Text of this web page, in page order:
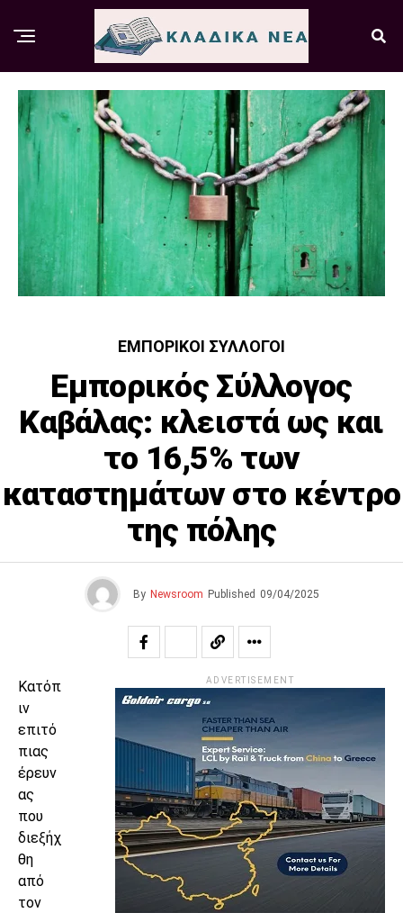
ΕΜΠΟΡΙΚΟΊ ΣΎΛΛΟΓΟΙ
Εμπορικός Σύλλογος
Καβάλας: κλειστά ως και
το 16,5% των
καταστημάτων στο κέντρο
της πόλης
By Newsroom Published 09/04/2025
Κατόπ
ιν
επιτό
πιας
έρευν
ας
που
διεξήχ
θη
από
τον
ADVERTISEMENT